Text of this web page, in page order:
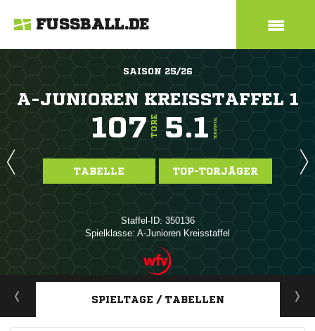
FUSSBALL.DE
SAISON 25/26
A-JUNIOREN KREISSTAFFEL 1
107 TORE 5.1 TORE/SPIEL
TABELLE TOP-TORJÄGER
Staffel-ID: 350136
Spielklasse: A-Junioren Kreisstaffel
ANZEIGE
SPIELTAGE / TABELLEN